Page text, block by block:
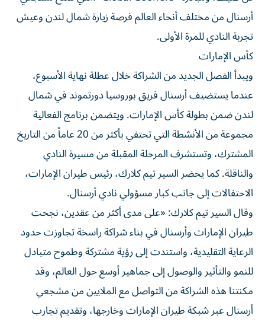
أرسنال من مختلف أنحاء العالم فرصة زيارة شمال لندن وعيش
تجربة النادي للمرة الأولى.
كأس الإمارات
ويبدأ الفصل الجديد من الشراكة خلال عطلة نهاية الأسبوع،
عندما يستضيف أرسنال فريق بوروسيا دورتموند في شمال
لندن ضمن بطولة كأس الإمارات. ويتضمن برنامج الفعالية
مجموعة من الأنشطة التي تحتفي بأكثر من 20 عاماً من التاريخ
المشترك، وتستشرف المرحلة المقبلة من مسيرة النادي
والناقلة. كما يحضر السير تيم كلارك، رئيس طيران الإمارات،
الاحتفالات إلى جانب كبار مسؤولي نادي أرسنال.
وقال السير تيم كلارك: «على مدى أكثر من عقدين، نجحت
طيران الإمارات وأرسنال في بناء شراكة راسخة تجاوزت حدود
الرعاية التقليدية، واستندت إلى رؤية مشتركة وطموح متبادل
للنمو والتأثير والوصول إلى جماهير أوسع حول العالم، وقد
مكنتنا هذه الشراكة من التواصل مع الملايين من مشجعي
أرسنال عبر شبكة طيران الإمارات وخارجها، وتقديم تجارب